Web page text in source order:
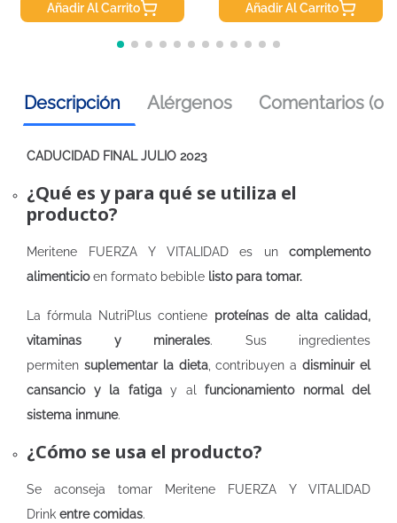
Añadir Al Carrito Añadir Al Carrito
Descripción Alérgenos Comentarios (0)
CADUCIDAD FINAL JULIO 2023
¿Qué es y para qué se utiliza el
producto?
Meritene FUERZA Y VITALIDAD es un complemento
alimenticioen formato bebible listo para tomar.
La fórmula NutriPlus contiene proteínas de alta calidad,
vitaminas y minerales. Sus ingredientes
permiten suplementar la dieta, contribuyen a disminuir el
cansancio y la fatigay al funcionamiento normal del
sistema inmune.
¿Cómo se usa el producto?
Se aconseja tomar Meritene FUERZA Y VITALIDAD
Drink entre comidas.